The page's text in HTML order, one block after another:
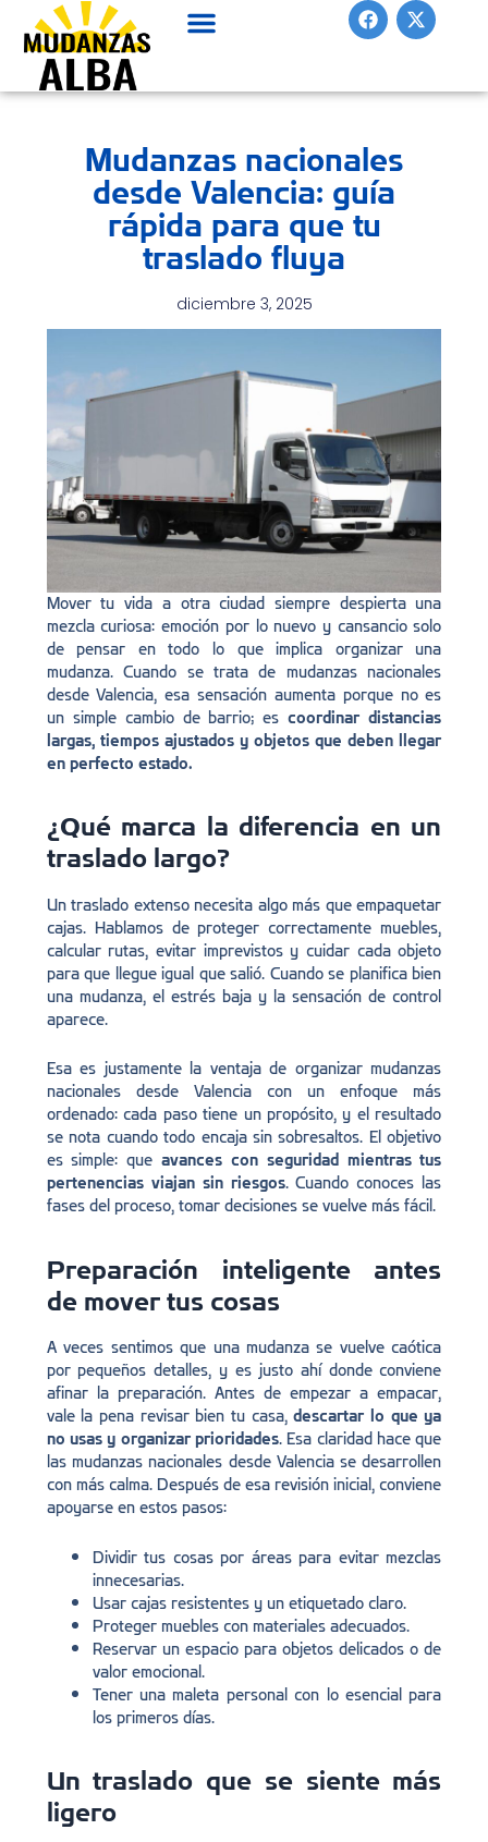
contenido
F
a
b
k
X
-
i
Mudanzas nacionales
desde Valencia: guía
rápida para que tu
traslado fluya
diciembre 3, 2025
Mover tu vida a otra ciudad siempre despierta una
mezcla curiosa: emoción por lo nuevo y cansancio solo
de pensar en todo lo que implica organizar una
mudanza. Cuando se trata de mudanzas nacionales
desde Valencia, esa sensación aumenta porque no es
un simple cambio de barrio; escoordinar distancias
largas, tiempos ajustados y objetos que deben llegar
en perfecto estado.
¿Qué marca la diferencia en un
traslado largo?
Un traslado extenso necesita algo más que empaquetar
cajas. Hablamos de proteger correctamente muebles,
calcular rutas, evitar imprevistos y cuidar cada objeto
para que llegue igual que salió. Cuando se planifica bien
una mudanza, el estrés baja y la sensación de control
aparece.
Esa es justamente la ventaja de organizar mudanzas
nacionales desde Valencia con un enfoque más
ordenado: cada paso tiene un propósito, y el resultado
se nota cuando todo encaja sin sobresaltos. El objetivo
es simple: queavances con seguridad mientras tus
pertenencias viajan sin riesgos. Cuando conoces las
fases del proceso, tomar decisiones se vuelve más fácil.
Preparación inteligente antes
de mover tus cosas
A veces sentimos que una mudanza se vuelve caótica
por pequeños detalles, y es justo ahí donde conviene
afinar la preparación. Antes de empezar a empacar,
vale la pena revisar bien tu casa,descartar lo que ya
no usas y organizar prioridades. Esa claridad hace que
las mudanzas nacionales desde Valencia se desarrollen
con más calma. Después de esa revisión inicial, conviene
apoyarse en estos pasos:
Dividir tus cosas por áreas para evitar mezclas
innecesarias.
Usar cajas resistentes y un etiquetado claro.
Proteger muebles con materiales adecuados.
Reservar un espacio para objetos delicados o de
valor emocional.
Tener una maleta personal con lo esencial para
los primeros días.
Un traslado que se siente más
ligero